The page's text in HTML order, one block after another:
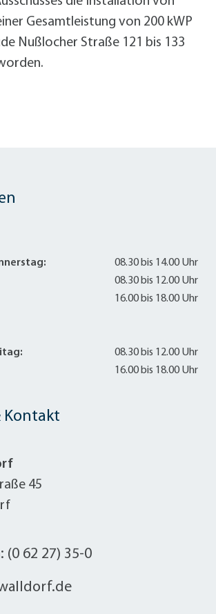
Gesamtleistung von 200 kWP
Nußlocher Straße 121 bis 133
Kontakt
45
(0 62 27) 35-0
08.30 bis 14.00 Uhr
08.30 bis 12.00 Uhr
16.00 bis 18.00 Uhr
08.30 bis 12.00 Uhr
16.00 bis 18.00 Uhr